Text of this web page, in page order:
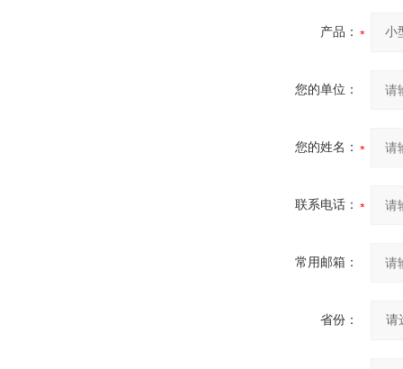
产品：
您的单位：
您的姓名：
联系电话：
常用邮箱：
省份：